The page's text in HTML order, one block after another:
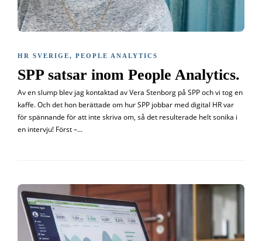
HR SVERIGE, PEOPLE ANALYTICS
SPP satsar inom People Analytics.
Av en slump blev jag kontaktad av Vera Stenborg på SPP och vi tog en
kaffe. Och det hon berättade om hur SPP jobbar med digital HR var
för spännande för att inte skriva om, så det resulterade helt sonika i
en intervju! Först –…